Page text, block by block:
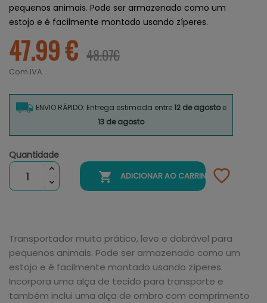
pequenos animais. Pode ser armazenado como um
estojo e é facilmente montado usando zíperes.
47.99 € 48.07€
Com IVA
ENVIO RÁPIDO: Entrega estimada entre12 de agostoe
13 de agosto
Quantidade
 ADICIONAR AO CARRINHO
Transportador muito prático, leve e dobrável para
pequenos animais. Pode ser armazenado como um
estojo e é facilmente montado usando zíperes.
Incorpora uma alça de tecido para transporte e
também inclui uma alça de ombro com comprimento